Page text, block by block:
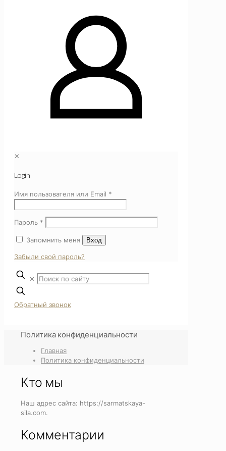
✕
Login
Имя пользователя или Email *
Пароль *
Запомнить меня Вход
Забыли свой пароль?
✕
Обратный звонок
Политика конфиденциальности
Главная
Политика конфиденциальности
Кто мы
Наш адрес сайта: https://sarmatskaya-
sila.com.
Комментарии